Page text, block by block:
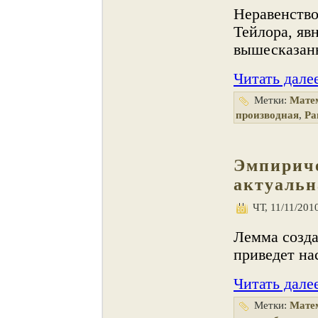
Тейлора,
Читать
Метки:
производная,
ЧТ, 11/11/
Лемма
приведет
Читать
Метки: